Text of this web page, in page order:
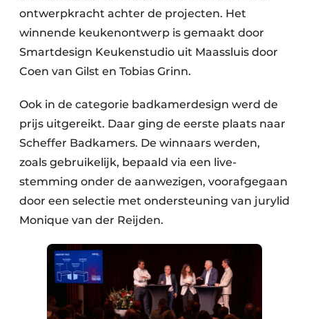
ontwerpkracht achter de projecten. Het
winnende keukenontwerp is gemaakt door
Smartdesign Keukenstudio uit Maassluis door
Coen van Gilst en Tobias Grinn.
Ook in de categorie badkamerdesign werd de
prijs uitgereikt. Daar ging de eerste plaats naar
Scheffer Badkamers. De winnaars werden,
zoals gebruikelijk, bepaald via een live-
stemming onder de aanwezigen, voorafgegaan
door een selectie met ondersteuning van jurylid
Monique van der Reijden.